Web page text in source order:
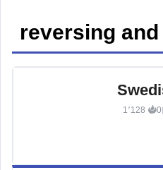
reversing
0 1٬128